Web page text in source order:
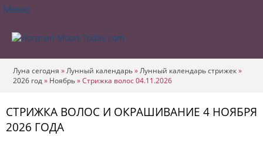
Меню
Луна сегодня »Лунный календарь»Лунный календарь стрижек»
2026 год» Ноябрь»Стрижка волос 04.11.2026
СТРИЖКА ВОЛОС И ОКРАШИВАНИЕ 4 НОЯБРЯ
2026 ГОДА